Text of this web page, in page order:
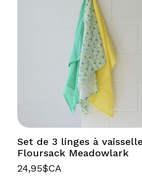
Set de 3 linges à
Floursack Meadowlark
24,95$CA